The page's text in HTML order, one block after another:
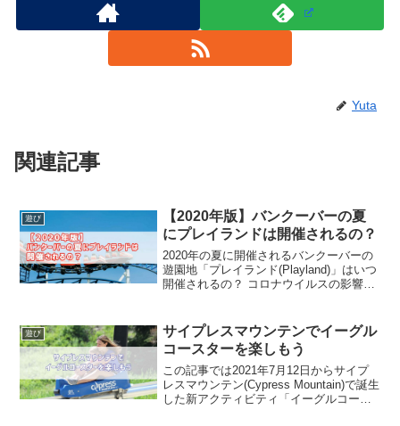
Yuta
関連記事
遊び
【2020年版】バンクーバーの夏
にプレイランドは開催されるの？
2020年の夏に開催されるバンクーバーの
遊園地「プレイランド(Playland)」はいつ
開催されるの？ コロナウイルスの影響が
す。この記事を書いている僕はカナダの
バンク...
遊び
サイプレスマウンテンでイーグル
コースターを楽しもう
この記事では2021年7月12日からサイプ
レスマウンテン(Cypress Mountain)で誕生
した新アクティビティ「イーグルコース